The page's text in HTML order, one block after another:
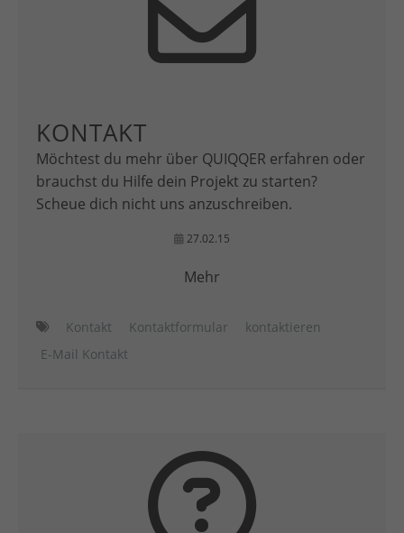
KONTAKT
Möchtest du mehr über QUIQQER erfahren oder
brauchst du Hilfe dein Projekt zu starten?
Scheue dich nicht uns anzuschreiben.
27.02.15
Mehr
Kontakt Kontaktformular
kontaktieren
E-Mail Kontakt